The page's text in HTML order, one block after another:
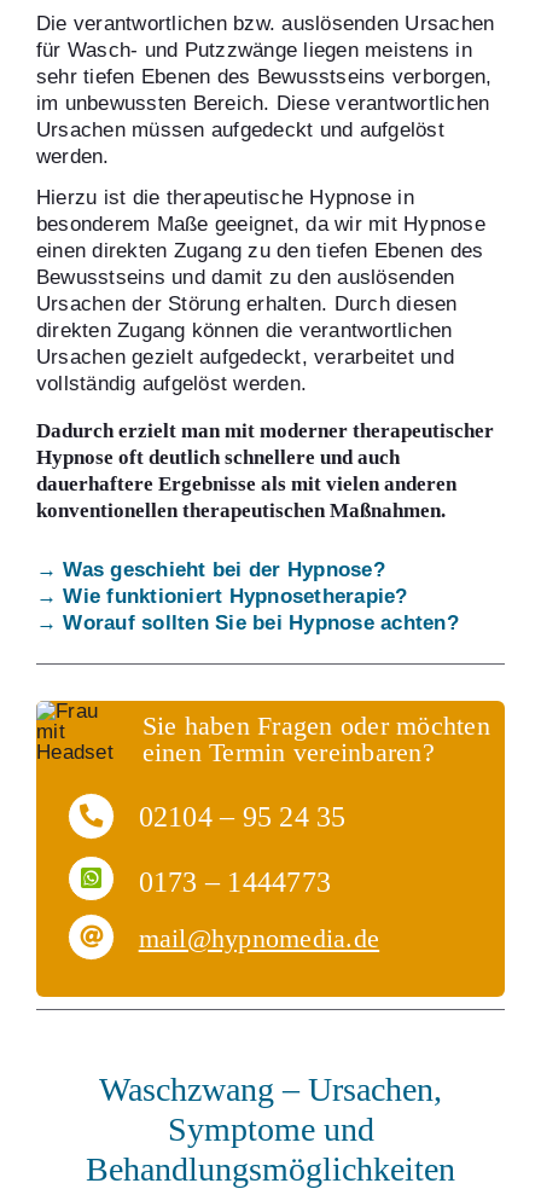
Die verantwortlichen bzw. auslösenden Ursachen
für Wasch- und Putzzwänge liegen meistens in
sehr tiefen Ebenen des Bewusstseins verborgen,
im unbewussten Bereich. Diese verantwortlichen
Ursachen müssen aufgedeckt und aufgelöst
werden.
Hierzu ist die therapeutische Hypnose in
besonderem Maße geeignet, da wir mit Hypnose
einen direkten Zugang zu den tiefen Ebenen des
Bewusstseins und damit zu den auslösenden
Ursachen der Störung erhalten. Durch diesen
direkten Zugang können die verantwortlichen
Ursachen gezielt aufgedeckt, verarbeitet und
vollständig aufgelöst werden.
Dadurch erzielt man mit moderner therapeutischer
Hypnose oft deutlich schnellere und auch
dauerhaftere Ergebnisse als mit vielen anderen
konventionellen therapeutischen Maßnahmen.
→ Was geschieht bei der Hypnose?
→ Wie funktioniert Hypnosetherapie?
→ Worauf sollten Sie bei Hypnose achten?
Sie haben Fragen oder möchten
einen Termin vereinbaren?
02104 – 95 24 35
0173 – 1444773
mail@hypnomedia.de
Waschzwang – Ursachen,
Symptome und
Behandlungsmöglichkeiten